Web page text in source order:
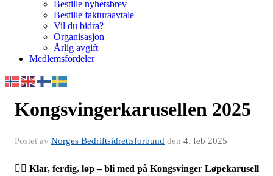
Bestille nyhetsbrev
Bestille fakturaavtale
Vil du bidra?
Organisasjon
Årlig avgift
Medlemsfordeler
Kongsvingerkarusellen 2025
Postet av Norges Bedriftsidrettsforbund den 4. feb 2025
🏃‍♂️ Klar, ferdig, løp – bli med på Kongsvinger Løpekarusell